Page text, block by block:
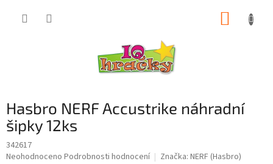
Hasbro NERF Accustrike náhradní
šipky 12ks
342617
Průměrné
Neohodnoceno Podrobnosti hodnocení Značka: NERF (Hasbro)